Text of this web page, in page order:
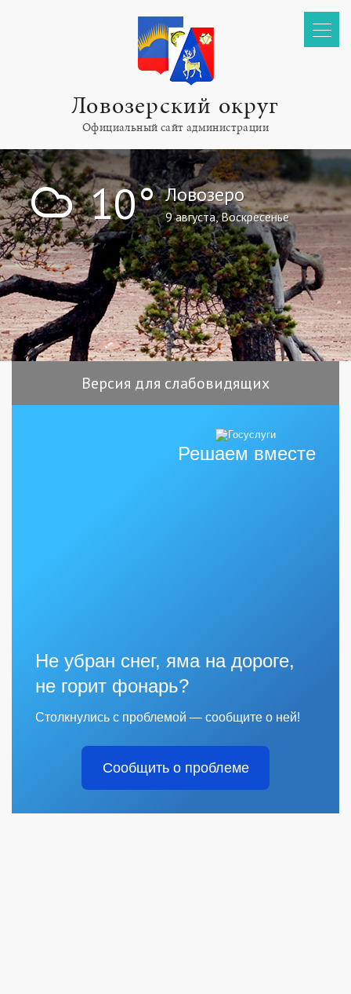
Ловозерский округ
Официальный сайт администрации
! 10° Ловозеро
9 августа, Воскресенье
Версия для слабовидящих
Решаем вместе
Не убран снег, яма на дороге,
не горит фонарь?
Столкнулись с проблемой — сообщите о ней!
Сообщить о проблеме